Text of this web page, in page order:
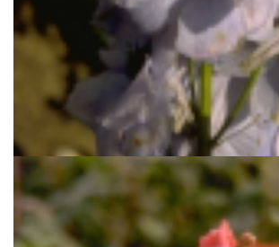
Ridderspoor
Delphinium 'Guinevere'